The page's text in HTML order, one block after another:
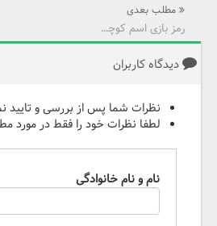
مطلب بعدی
رمز بازی اسم کوچیکش چیه؟
دیدگاه کاربران
نظرات شما پس از بررسی و تایید
لطفا نظرات خود را فقط در مورد
نام و نام خانوادگی